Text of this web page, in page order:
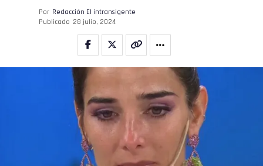
Por Redacción El intransigente
Publicado 28 julio, 2024